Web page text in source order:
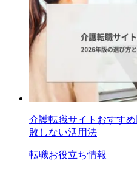
介護転職サイトおすす
敗しない活用法
転職お役立ち情報